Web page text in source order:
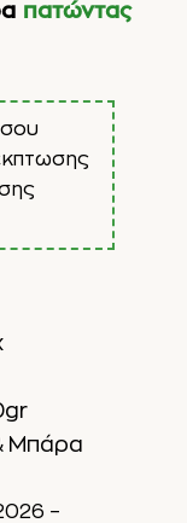
πατώντας
Μπάρα
–